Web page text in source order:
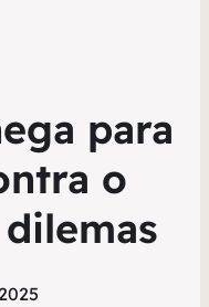
para
o